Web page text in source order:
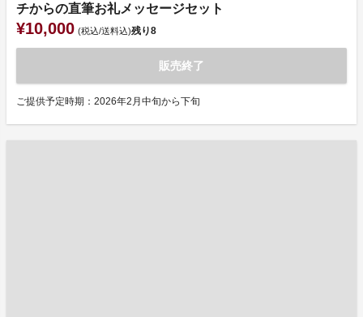
チからの直筆お礼メッセージセット
¥10,000 (税込/送料込)残り8
販売終了
ご提供予定時期：2026年2月中旬から下旬